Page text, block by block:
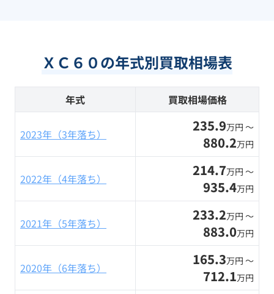
ＸＣ６０の年式別買取相場表
年式 買取相場価格
2023年（3年落ち） 235.9万円 〜
880.2万円
2022年（4年落ち） 214.7万円 〜
935.4万円
2021年（5年落ち） 233.2万円 〜
883.0万円
2020年（6年落ち） 165.3万円 〜
712.1万円